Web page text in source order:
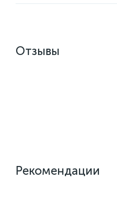
Отзывы
Рекомендации